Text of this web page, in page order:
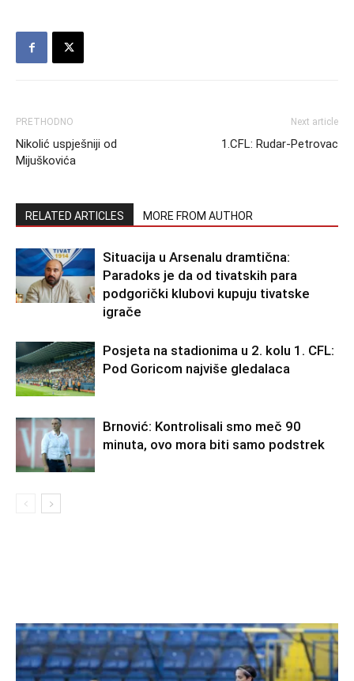
PRETHODNO
Nikolić uspješniji od
Mijuškovića
Next article
1.CFL: Rudar-Petrovac
RELATED ARTICLES MORE FROM AUTHOR
Situacija u Arsenalu dramtična:
Paradoks je da od tivatskih para
podgorički klubovi kupuju tivatske
igrače
Posjeta na stadionima u 2. kolu 1. CFL:
Pod Goricom najviše gledalaca
Brnović: Kontrolisali smo meč 90
minuta, ovo mora biti samo podstrek